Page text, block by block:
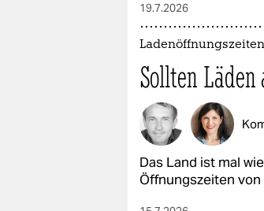
19.7.2026
Ladenöffnungszeiten
Sollten
Das Land ist mal
Öffnungszeiten von